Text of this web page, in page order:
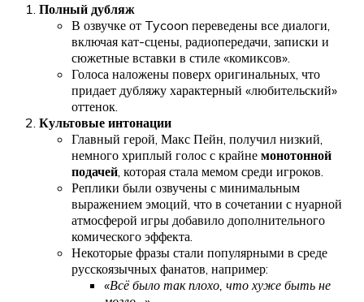
Полный дубляж
В озвучке от Tycoon переведены все диалоги,
включая кат-сцены, радиопередачи, записки и
сюжетные вставки в стиле «комиксов».
Голоса наложены поверх оригинальных, что
придает дубляжу характерный «любительский»
оттенок.
Культовые интонации
Главный герой, Макс Пейн, получил низкий,
немного хриплый голос с крайне монотонной
подачей, которая стала мемом среди игроков.
Реплики были озвучены с минимальным
выражением эмоций, что в сочетании с нуарной
атмосферой игры добавило дополнительного
комического эффекта.
Некоторые фразы стали популярными в среде
русскоязычных фанатов, например:
«Всё было так плохо, что хуже быть не